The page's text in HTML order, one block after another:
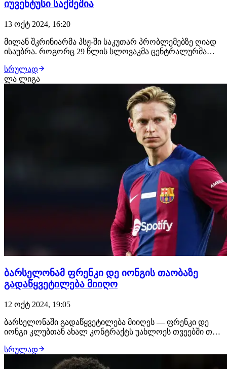
იუვენტუსი საქმეშია
13 ოქტ 2024, 16:20
მილან შკრინიარმა პსჟ-ში საკუთარ პრობლემებზე ღიად
ისაუბრა. როგორც 29 წლის სლოვაკმა ცენტრალურმა
დროით რასაც ლუის ენრიკე მას აძლევს, შესაბამისად,
იანვრის სატრანსფერო ფანჯრის დროს, ფეხბურთელი
გუნდის გამოცვლას შეეცდება.შკრინიარი პსჟ-ს ღირს…
სრულად
ლა ლიგა
ბარსელონამ ფრენკი დე იონგის თაობაზე
გადაწყვეტილება მიიღო
12 ოქტ 2024, 19:05
ბარსელონაში გადაწყვეტილება მიიღეს — ფრენკი დე
იონგი კლუბთან ახალ კონტრაქტს უახლოეს თვეებში თუ
ზაფხულის სატრანსფერო ფანჯრის დროს გაყიდის.
გადაწყვეტილება საბოლოოა და როგორც ესპანური
სრულად